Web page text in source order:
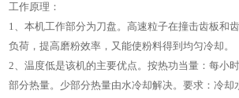
工作原理：
1、本机工作部分为刀盘。高速粒子在撞击齿板和
负荷，提高磨粉效率，又能使粉料得到均匀冷却。
2、温度低是该机的主要优点。按热功当量：每小
部分热量。少部分热量由水冷却解决。要求：冷